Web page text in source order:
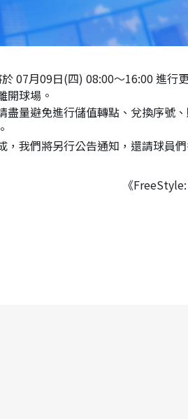
月09日(四) 08:00～16:00 進行
開球場。
量避免進行儲值轉點、兌換序號
我們將另行公告通知，還請球員們
《